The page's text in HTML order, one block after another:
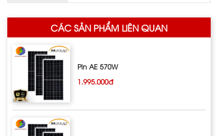
CÁC SẢN PHẨM LIÊN QUAN
Pin AE 570W
1.995.000đ